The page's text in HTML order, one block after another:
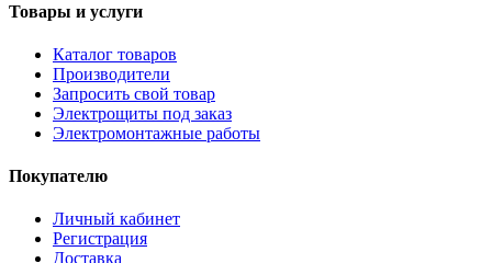
Товары и услуги
Каталог товаров
Производители
Запросить свой товар
Электрощиты под заказ
Электромонтажные работы
Покупателю
Личный кабинет
Регистрация
Доставка